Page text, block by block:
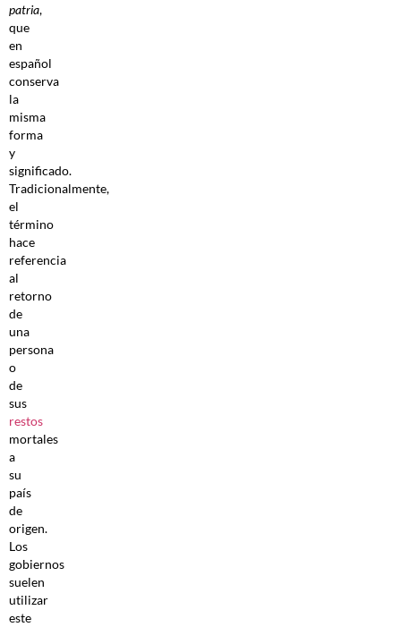
patria,
que
en
español
conserva
la
misma
forma
y
significado.
Tradicionalmente,
el
término
hace
referencia
al
retorno
de
una
persona
o
de
sus
restos
mortales
a
su
país
de
origen.
Los
gobiernos
suelen
utilizar
este